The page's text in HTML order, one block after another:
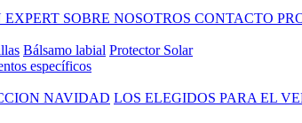
EXPERT SOBRE NOSOTROS CONTACTO
Bálsamo labial Protector Solar
específicos
NAVIDAD LOS ELEGIDOS PARA EL